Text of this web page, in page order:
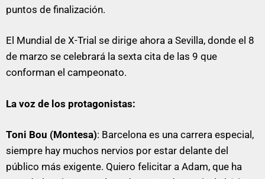
puntos de finalización.
El Mundial de X-Trial se dirige ahora a Sevilla, donde el 8
de marzo se celebrará la sexta cita de las 9 que
conforman el campeonato.
La voz de los protagonistas:
Toni Bou (Montesa): Barcelona es una carrera especial,
siempre hay muchos nervios por estar delante del
público más exigente. Quiero felicitar a Adam, que ha